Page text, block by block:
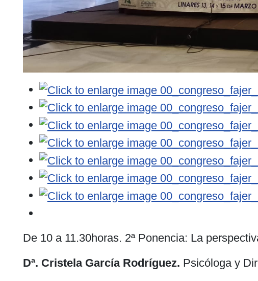
De 10 a 11.30horas. 2ª Ponencia: La
Dª. Cristela García Rodríguez. Psicóloga y